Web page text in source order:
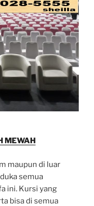
MEWAH
maupun di luar
semua
ini. Kursi yang
bisa di semua